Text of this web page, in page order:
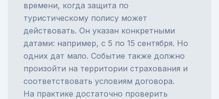
времени, когда защита по
туристическому полису может
действовать. Он указан конкретными
датами: например, с 5 по 15 сентября. Но
одних дат мало. Событие также должно
произойти на территории страхования и
соответствовать условиям договора.
На практике достаточно проверить